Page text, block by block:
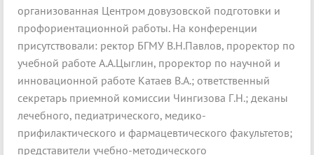
организованная Центром довузовской подготовки и
профориентационной работы. На конференции
присутствовали: ректор БГМУ В.Н.Павлов, проректор по
учебной работе А.А.Цыглин, проректор по научной и
инновационной работе Катаев В.А.; ответственный
секретарь приемной комиссии Чингизова Г.Н.; деканы
лечебного, педиатрического, медико-
прифилактического и фармацевтического факультетов;
представители учебно-методического